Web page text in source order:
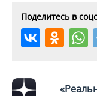
Поделитесь в